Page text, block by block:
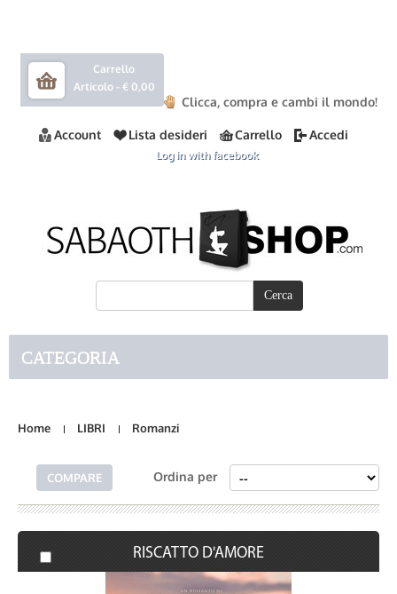
Carrello
Articolo - € 0,00
Clicca, compra e cambi il mondo!
Account Lista desideri Carrello Accedi
Log in with facebook
CATEGORIA
Home LIBRI Romanzi
Ordina per
RISCATTO D'AMORE